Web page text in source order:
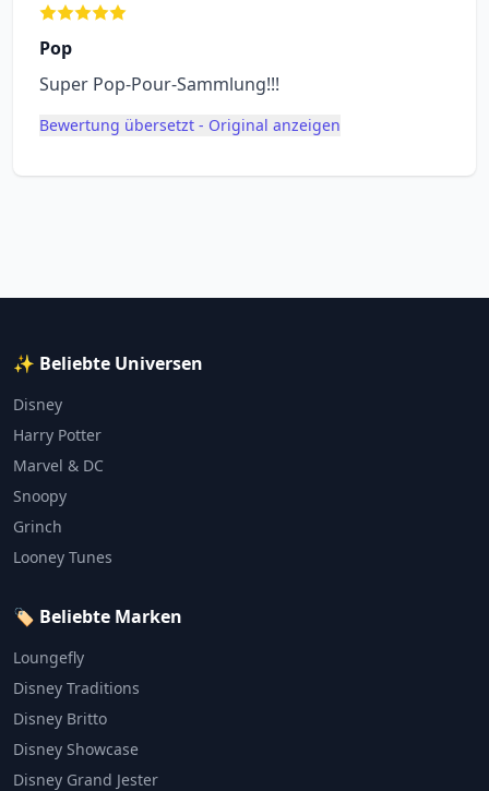
Pop
Super Pop-Pour-Sammlung!!!
Bewertung übersetzt - Original anzeigen
✨ Beliebte Universen
Disney
Harry Potter
Marvel & DC
Snoopy
Grinch
Looney Tunes
🏷️ Beliebte Marken
Loungefly
Disney Traditions
Disney Britto
Disney Showcase
Disney Grand Jester